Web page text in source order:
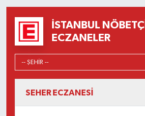
İSTANBUL NÖBETÇI
ECZANELER
SEHER ECZANESİ